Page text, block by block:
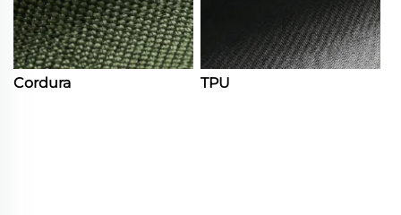
Cordura TPU